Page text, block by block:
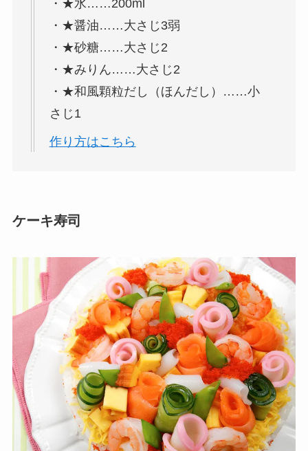
・★水……200ml
・★醤油……大さじ3弱
・★砂糖……大さじ2
・★みりん……大さじ2
・★和風顆粒だし（ほんだし）……小
さじ1
作り方はこちら
ケーキ寿司